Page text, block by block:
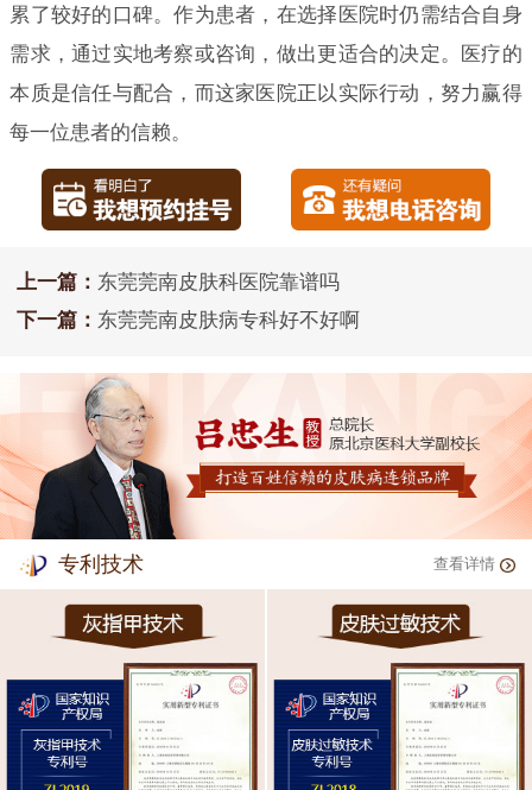
累了较好的口碑。作为患者，在选择医院时仍需结合自身
需求，通过实地考察或咨询，做出更适合的决定。医疗的
本质是信任与配合，而这家医院正以实际行动，努力赢得
每一位患者的信赖。
上一篇： 东莞莞南皮肤科医院靠谱吗
下一篇： 东莞莞南皮肤病专科好不好啊
专利技术 查看详情